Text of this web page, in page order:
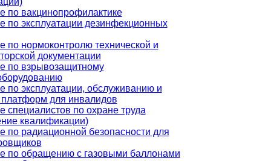
по вакцинопрофилактике
по эксплуатации дезинфекционных
по нормоконтролю технической и
документации
по взрывозащитному
по эксплуатации, обслуживанию и
для инвалидов
специалистов по охране труда
квалификации)
по радиационной безопасности для
по обращению с газовыми баллонами